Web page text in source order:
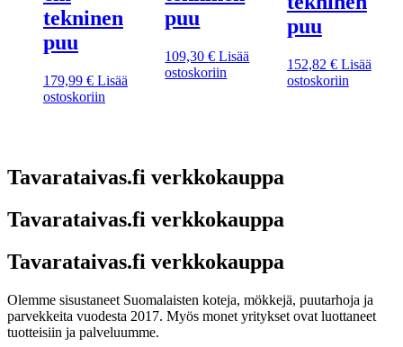
tekninen
puu
179,99 € Lisää
ostoskoriin
puu
109,30€ Lisää
ostoskoriin
puu
152,82 € Lisää
ostoskoriin
Tavarataivas.fi verkkokauppa
Tavarataivas.fi verkkokauppa
Tavarataivas.fi verkkokauppa
Olemme sisustaneet Suomalaisten koteja, mökkejä, puutarhoja ja
parvekkeita vuodesta 2017. Myös monet yritykset ovat luottaneet
tuotteisiin ja palveluumme.